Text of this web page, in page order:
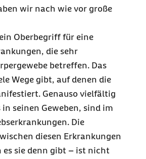
wir nach wie vor große
Oberbegriff für eine
die sehr
betreffen. Das
Wege gibt, auf denen die
Genauso vielfältig
seinen Geweben, sind im
Die
diesen Erkrankungen
es sie denn gibt – ist nicht